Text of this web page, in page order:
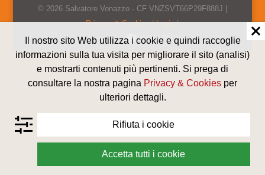
© 2026 Salvatore Vonazzo - CF VNZSVT66P29F888J |
Privacy & Cookies|Login|
Powered by
Il nostro sito Web utilizza i cookie e quindi raccoglie
informazioni sulla tua visita per migliorare il sito (analisi)
e mostrarti contenuti più pertinenti. Si prega di
consultare la nostra pagina Privacy & Cookies per
ulteriori dettagli.
Rifiuta i cookie
Accetta tutti i cookie